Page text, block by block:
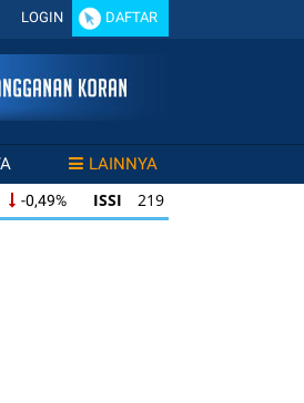
LOGIN DAFTAR
LAINNYA
-0,49% ISSI 219 -0,63
-0,49% ISSI 219 -0,63